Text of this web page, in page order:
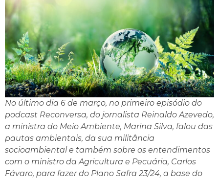
No último dia 6 de março, no primeiro episódio do
podcast Reconversa, do jornalista Reinaldo Azevedo,
a ministra do Meio Ambiente, Marina Silva, falou das
pautas ambientais, da sua militância
socioambiental e também sobre os entendimentos
com o ministro da Agricultura e Pecuária, Carlos
Fávaro, para fazer do Plano Safra 23/24, a base do